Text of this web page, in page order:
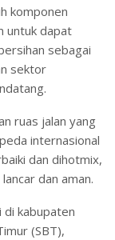
komponen
untuk dapat
sebagai
sektor
ruas jalan yang
internasional
dan dihotmix,
dan aman.
di kabupaten
(SBT),